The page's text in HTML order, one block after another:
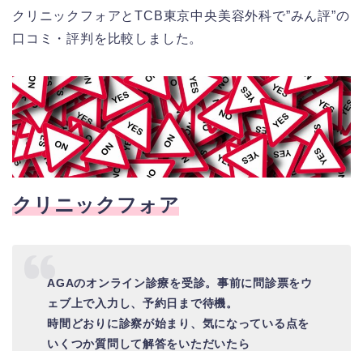
クリニックフォアとTCB東京中央美容外科で”みん評”の
口コミ・評判を比較しました。
クリニックフォア
AGAのオンライン診療を受診。事前に問診票をウ
ェブ上で入力し、予約日まで待機。
時間どおりに診察が始まり、気になっている点を
いくつか質問して解答をいただいたら